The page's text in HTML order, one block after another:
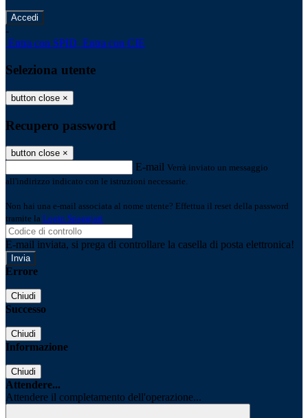
-
Entra con SPID Entra con CIE
Seleziona utente
button close ×
Recupero password
button close ×
E-mail Verrà inviato un messaggio
all'indirizzo indicato con le istruzioni necessarie.
Non hai una e-mail associata al nome utente? Effettua il reset della password
tramite la Login Spaggiari
E-mail inviata, si prega di controllare la casella di posta elettronica!
Errore
Chiudi
Successo
Chiudi
Informazione
Chiudi
Attendere...
Attendere il completamento dell'operazione...